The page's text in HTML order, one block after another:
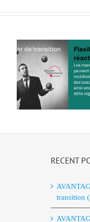
défis
un
RECENT
transition